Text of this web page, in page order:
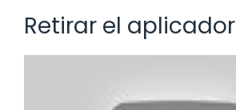
Retirar el aplicador